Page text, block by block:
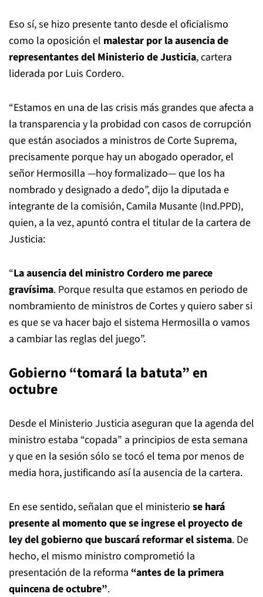
Eso sí, se hizo presente tanto desde el oficialismo
como la oposición el malestar por la ausencia de
representantes del Ministerio de Justicia, cartera
liderada por Luis Cordero.
“Estamos en una de las crisis más grandes que afecta a
la transparencia y la probidad con casos de corrupción
que están asociados a ministros de Corte Suprema,
precisamente porque hay un abogado operador, el
señor Hermosilla —hoy formalizado— que los ha
nombrado y designado a dedo”, dijo la diputada e
integrante de la comisión, Camila Musante (Ind.PPD),
quien, a la vez, apuntó contra el titular de la cartera de
Justicia:
“La ausencia del ministro Cordero me parece
gravísima. Porque resulta que estamos en periodo de
nombramiento de ministros de Cortes y quiero saber si
es que se va hacer bajo el sistema Hermosilla o vamos
a cambiar las reglas del juego”.
Gobierno “tomará la batuta” en
octubre
Desde el Ministerio Justicia aseguran que la agenda del
ministro estaba “copada” a principios de esta semana
y que en la sesión sólo se tocó el tema por menos de
media hora, justificando así la ausencia de la cartera.
En ese sentido, señalan que el ministerio se hará
presente al momento que se ingrese el proyecto de
ley del gobierno que buscará reformar el sistema. De
hecho, el mismo ministro comprometió la
presentación de la reforma “antes de la primera
quincena de octubre”.